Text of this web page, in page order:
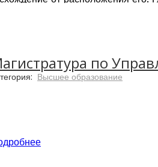
ходьбы от таких
по
Высшее образование